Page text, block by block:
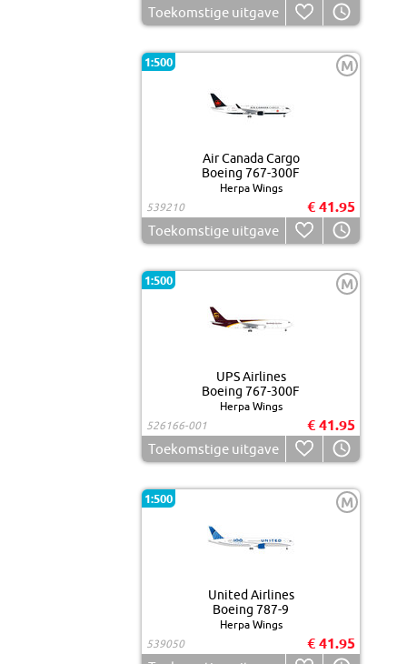
Toekomstige uitgave
1:500 M
Air Canada Cargo
Boeing 767-300F
Herpa Wings
539210
€ 41.95
Toekomstige uitgave
1:500 M
UPS Airlines
Boeing 767-300F
Herpa Wings
526166-001
€ 41.95
Toekomstige uitgave
1:500 M
United Airlines
Boeing 787-9
Herpa Wings
539050
€ 41.95